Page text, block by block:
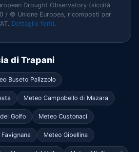
Drought Observatory (siccità
/ © Unione Europea, ricomposti per
Dettaglio fonti.
di Trapani
Buseto Palizzolo
Meteo Campobello di Mazara
Golfo Meteo Custonaci
Meteo Gibellina